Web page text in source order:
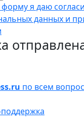
я даю
данных и
по всем